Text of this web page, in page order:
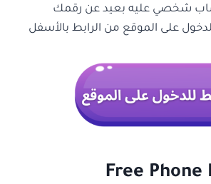
شخصي عليه بعيد عن رقمك
على الموقع من الرابط بالأسفل